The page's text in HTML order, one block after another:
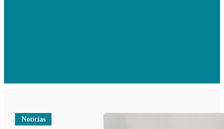
Notícias